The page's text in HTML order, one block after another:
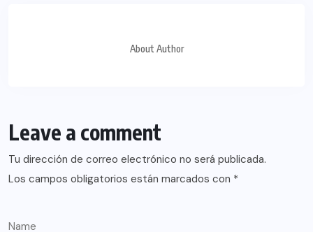
About Author
Leave a comment
Tu dirección de correo electrónico no será publicada.
Los campos obligatorios están marcados con *